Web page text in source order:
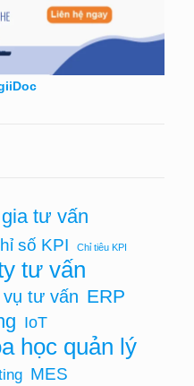
tư vấn
số KPI Chỉ tiêu KPI
tư vấn
vụ tư vấn ERP
IoT
học quản lý
MES